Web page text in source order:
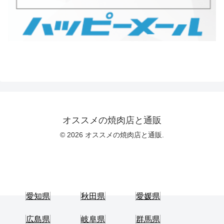
オススメの焼肉店と通販
© 2026 オススメの焼肉店と通販.
愛知県 秋田県 愛媛県
広島県 岐阜県 群馬県